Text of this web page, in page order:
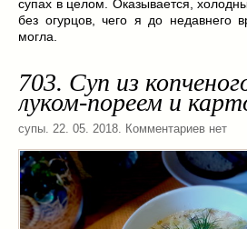
супах в целом. Оказывается,
без огурцов, чего я до недавнего
могла.
703. Суп из
луком-пореем и
супы. 22. 05. 2018. Комментариев нет